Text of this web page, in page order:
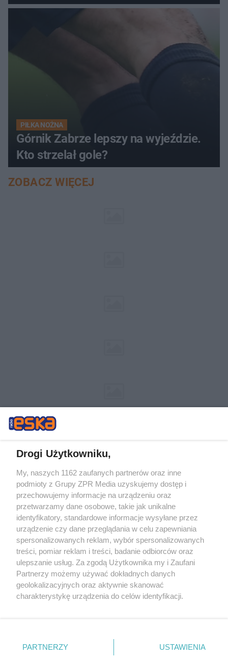
PIŁKA NOŻNA
Górnik Zabrze lepszy na wyjeździe.
Kto strzelał gole?
ZOBACZ WIĘCEJ
Żaden utwór zamieszczony w serwisie nie może być powielany i
rozpowszechniany lub dalej rozpowszechniany w jakikolwiek sposób (w
tym także elektroniczny lub mechaniczny) na jakimkolwiek polu
eksploatacji w jakiejkolwiek formie, włącznie z umieszczaniem w
Internecie bez pisemnej zgody właściciela praw. Jakiekolwiek użycie lub
wykorzystanie utworów w całości lub w części z naruszeniem prawa,
tzn. bez właściwej zgody, jest zabronione pod groźbą kary i może być
ścigane prawnie.
Drogi Użytkowniku,
My, naszych 1162 zaufanych partnerów oraz inne
podmioty z Grupy ZPR Media uzyskujemy dostęp i
przechowujemy informacje na urządzeniu oraz
przetwarzamy dane osobowe, takie jak unikalne
identyfikatory, standardowe informacje wysyłane przez
urządzenie czy dane przeglądania w celu zapewniania
spersonalizowanych reklam, wybór spersonalizowanych
treści, pomiar reklam i treści, badanie odbiorców oraz
ulepszanie usług. Za zgodą Użytkownika my i Zaufani
Partnerzy możemy używać dokładnych danych
geolokalizacyjnych oraz aktywnie skanować
charakterystykę urządzenia do celów identyfikacji.
zmienić/wycofać klikając przycisk ustawień prywatności
znajdujący się w lewym dolnym rogu strony
PARTNERZY USTAWIENIA